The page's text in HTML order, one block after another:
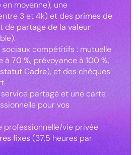
moyenne), une
3 et 4k) et des primes de
de partage de la valeur
sociaux compétitifs : mutuelle
à 70 %, prévoyance à 100 %,
statut Cadre), et des chèques
service partagé et une carte
pour vos
professionnelle/vie privée
fixes(37,5 heures par